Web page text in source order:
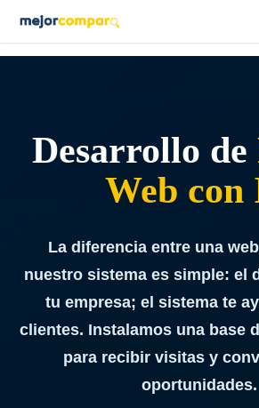
main
Desarrollo de
Web con
La diferencia entre una
nuestro sistema es simple: el
tu empresa; el sistema te
clientes. Instalamos una base
para recibir visitas y
oportunidades.